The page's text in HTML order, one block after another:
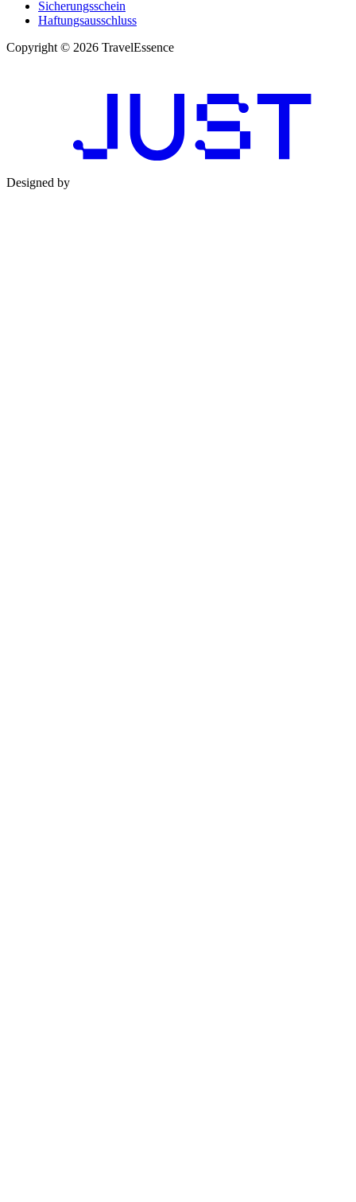
Sicherungsschein
Haftungsausschluss
Copyright © 2026 TravelEssence
Designed by